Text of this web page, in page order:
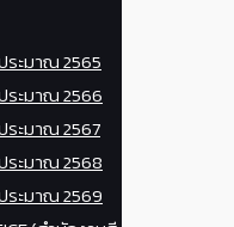
ะมาณ 2565
ะมาณ 2566
ะมาณ 2567
ะมาณ 2568
ะมาณ 2569